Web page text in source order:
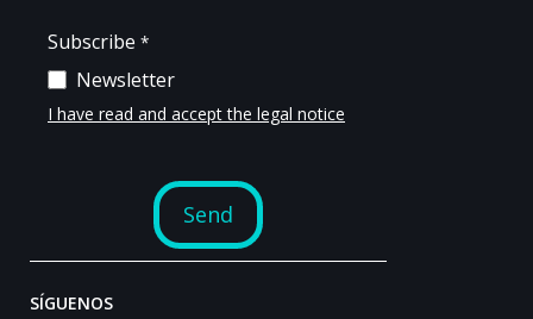
SÍGUENOS